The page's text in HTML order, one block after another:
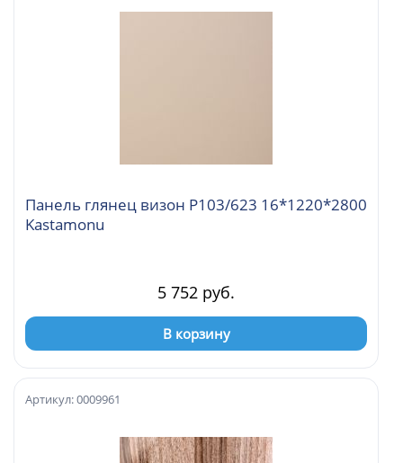
Панель глянец визон Р103/623 16*1220*2800
Kastamonu
5 752 руб.
В корзину
Артикул: 0009961